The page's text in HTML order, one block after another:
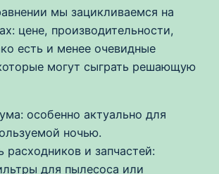
мы зацикливаемся на
цене, производительности,
есть и менее очевидные
могут сыграть решающую
особенно актуально для
ночью.
и запчастей:
для пылесоса или